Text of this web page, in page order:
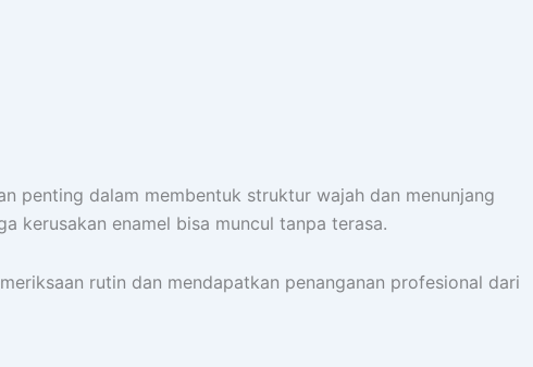
penting dalam membentuk struktur wajah dan menunjang
kerusakan enamel bisa muncul tanpa terasa.
rutin dan mendapatkan penanganan profesional dari